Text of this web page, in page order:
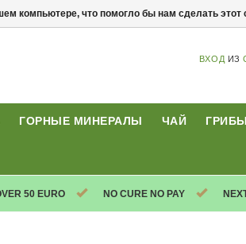
ВХОД ИЗ
ГОРНЫЕ МИНЕРАЛЫ ЧАЙ ГРИБЫ
50 EURO NO CURE NO PAY
компьютере, что помогло бы нам сделать